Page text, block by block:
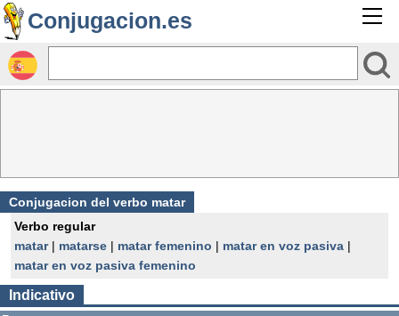
Conjugacion.es
Conjugacion del verbo matar
Verbo regular
matar| matarse | matar femenino | matar en voz pasiva |
matar en voz pasiva femenino
Indicativo